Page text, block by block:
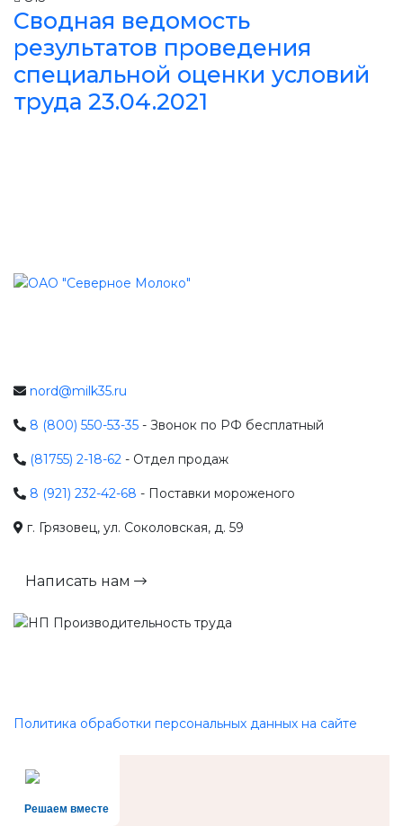
Сводная ведомость
результатов проведения
специальной оценки условий
труда 23.04.2021
nord@milk35.ru
8 (800) 550-53-35 - Звонок по РФ бесплатный
(81755) 2-18-62 - Отдел продаж
8 (921) 232-42-68 - Поставки мороженого
г. Грязовец, ул. Соколовская, д. 59
Написать нам
Политика обработки персональных данных на сайте
Решаем вместе